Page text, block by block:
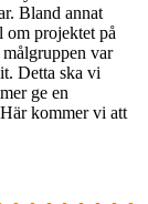
Bland annat
om projektet på
var
Detta ska vi
ge en
kommer vi att